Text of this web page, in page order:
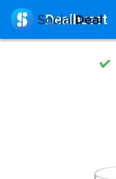
 Dealhuset